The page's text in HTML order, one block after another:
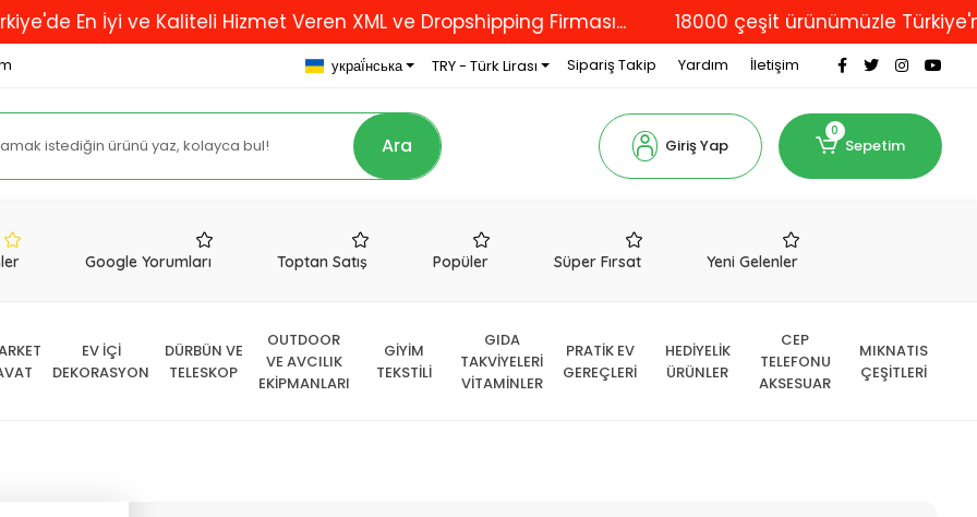
İyi ve Kaliteli Hizmet Veren XML ve Dropshipping Firması... 18000 çeşit ürünümüzle Türkiye'nin
украї́нська TRY - Türk Lirası Sipariş Takip Yardım İletişim
Ara Giriş Yap
0
Sepetim
Google Yorumları Toptan Satış Popüler Süper Fırsat Yeni Gelenler
EV İÇİ
DEKORASYON
DÜRBÜN VE
TELESKOP
OUTDOOR
VE AVCILIK
EKİPMANLARI
GİYİM
TEKSTİLİ
GIDA
TAKVİYELERİ
VİTAMİNLER
PRATİK EV
GEREÇLERİ
HEDİYELİK
ÜRÜNLER
CEP
TELEFONU
AKSESUAR
MIKNATIS
ÇEŞİTLERİ